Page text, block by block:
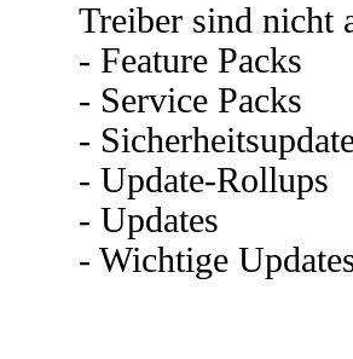
Treiber sind nicht
- Feature Packs
- Service Packs
-
- Update-Rollups
- Updates
- Wichtige